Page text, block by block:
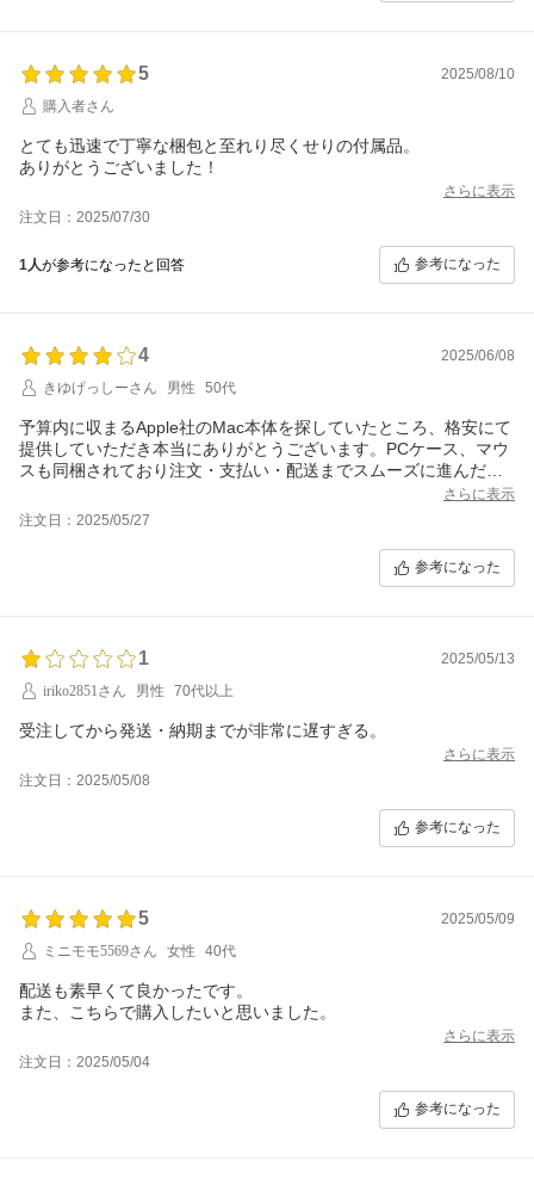
5
2025/08/10
購入者さん
とても迅速で丁寧な梱包と至れり尽くせりの付属品。
ありがとうございました！
さらに表示
注文日：2025/07/30
1人が参考になったと回答 参考になった
4
2025/06/08
きゆげっしーさん
男性 50代
予算内に収まるApple社のMac本体を探していたところ、格安にて
提供していただき本当にありがとうございます。PCケース、マウ
スも同梱されており注文・支払い・配送までスムーズに進んだの
さらに表示
注文日：2025/05/27
参考になった
1
2025/05/13
iriko2851さん
男性 70代以上
受注してから発送・納期までが非常に遅すぎる。
さらに表示
注文日：2025/05/08
参考になった
5
2025/05/09
ミニモモ5569さん
女性 40代
配送も素早くて良かったです。
また、こちらで購入したいと思いました。
さらに表示
注文日：2025/05/04
参考になった